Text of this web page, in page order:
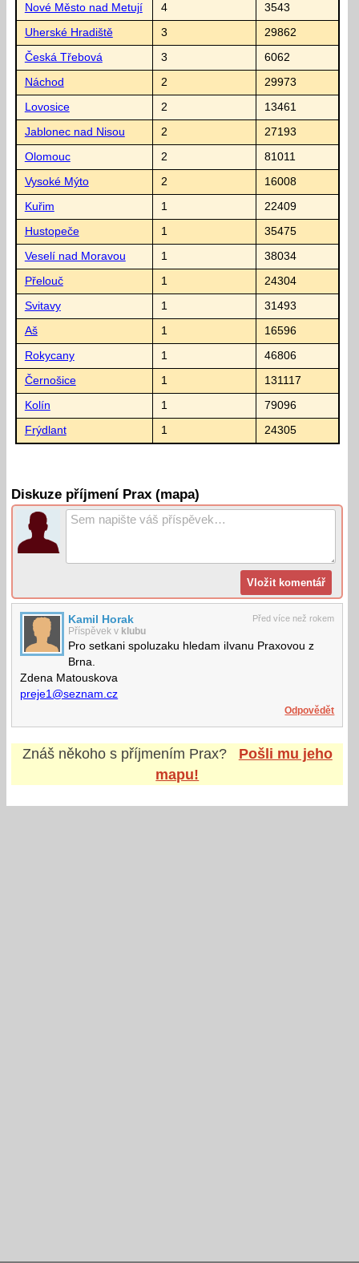
Nové Město nad Metují 4 3543
Uherské Hradiště 3 29862
Česká Třebová 3 6062
Náchod 2 29973
Lovosice 2 13461
Jablonec nad Nisou 2 27193
Olomouc 2 81011
Vysoké Mýto 2 16008
Kuřim 1 22409
Hustopeče 1 35475
Veselí nad Moravou 1 38034
Přelouč 1 24304
Svitavy 1 31493
Aš 1 16596
Rokycany 1 46806
Černošice 1 131117
Kolín 1 79096
Frýdlant 1 24305
Diskuze příjmení Prax (mapa)
Před více než rokem
Kamil Horak
Příspěvek v klubu
Pro setkani spoluzaku hledam iIvanu Praxovou z
Brna.
Zdena Matouskova
preje1@seznam.cz
Odpovědět
Znáš někoho s příjmením Prax?
Pošli mu jeho
mapu!